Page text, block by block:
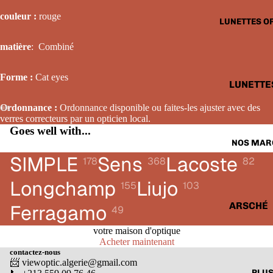
LUNETTES
HOMME
FEMME
NOS
ARSCHÉ
CARTIER
couleur : rouge
matière: Combiné
Forme : Cat eyes
Ordonnance : Ordonnance disponible ou faites-les ajuster avec des
verres correcteurs par un opticien local.
Goes well with...
SIMPLE 178Sens 368Lacoste 82
Longchamp 155Liujo 103
Ferragamo 49
votre maison d'optique
Acheter maintenant
contactez-nous
📨 viewoptic.algerie@gmail.com